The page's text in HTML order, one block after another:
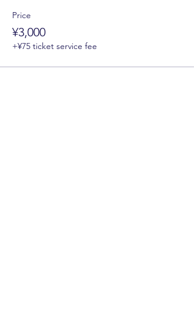
Price
¥3,000
+¥75 ticket service fee